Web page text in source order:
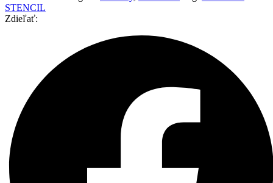
tlačiarne
+
STENC IL)
STENC IL
Zdieľať: